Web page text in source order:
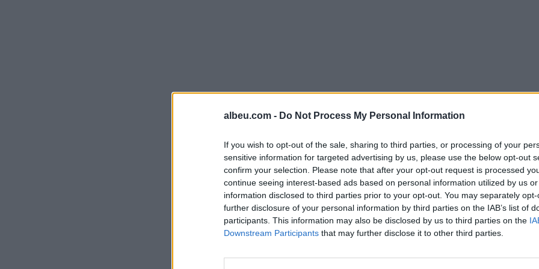
albeu.com - Do Not Process My Personal Information
If you wish to opt-out of the sale, sharing to third parties, or processing of your
sensitive information for targeted advertising by us, please use the below opt-out
confirm your selection. Please note that after your opt-out request is processed
continue seeing interest-based ads based on personal information utilized by us
information disclosed to third parties prior to your opt-out. You may separately
further disclosure of your personal information by third parties on the IAB’s list of
participants. This information may also be disclosed by us to third parties on the
Downstream Participants that may further disclose it to other third parties.